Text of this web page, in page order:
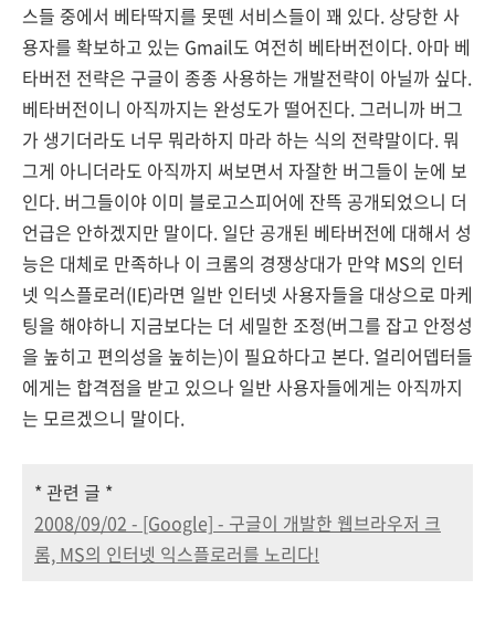
스들 중에서 베타딱지를 못뗀 서비스들이 꽤 있다. 상당한 사
용자를 확보하고 있는 Gmail도 여전히 베타버전이다. 아마 베
타버전 전략은 구글이 종종 사용하는 개발전략이 아닐까 싶다.
베타버전이니 아직까지는 완성도가 떨어진다. 그러니까 버그
가 생기더라도 너무 뭐라하지 마라 하는 식의 전략말이다. 뭐
그게 아니더라도 아직까지 써보면서 자잘한 버그들이 눈에 보
인다. 버그들이야 이미 블로고스피어에 잔뜩 공개되었으니 더
언급은 안하겠지만 말이다. 일단 공개된 베타버전에 대해서 성
능은 대체로 만족하나 이 크롬의 경쟁상대가 만약 MS의 인터
넷 익스플로러(IE)라면 일반 인터넷 사용자들을 대상으로 마케
팅을 해야하니 지금보다는 더 세밀한 조정(버그를 잡고 안정성
을 높히고 편의성을 높히는)이 필요하다고 본다. 얼리어뎁터들
에게는 합격점을 받고 있으나 일반 사용자들에게는 아직까지
는 모르겠으니 말이다.
* 관련 글 *
2008/09/02 - [Google] - 구글이 개발한 웹브라우저 크
롬, MS의 인터넷 익스플로러를 노리다!